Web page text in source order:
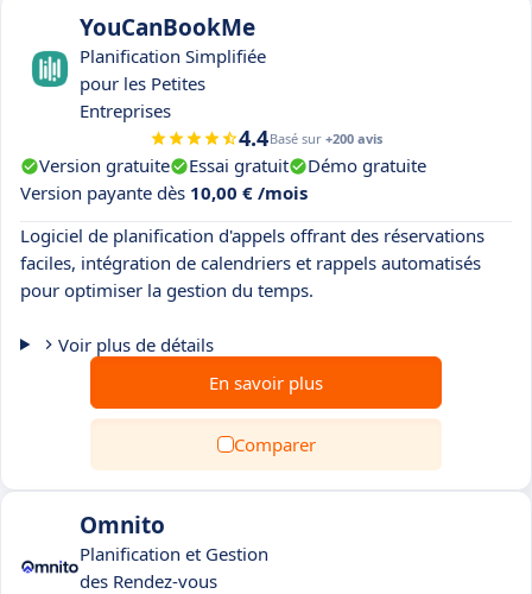
YouCanBookMe
Planification Simplifiée
pour les Petites
Entreprises
4.4Basé sur +200 avis
Version gratuite Essai gratuit
Démo gratuite
Version payante dès 10,00 € /mois
Logiciel de planification d'appels offrant des réservations
faciles, intégration de calendriers et rappels automatisés
pour optimiser la gestion du temps.
Voir plus de détails
En savoir plus
Comparer
Omnito
Planification et Gestion
des Rendez-vous